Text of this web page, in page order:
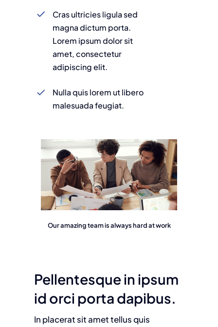
Cras ultricies ligula sed
magna dictum porta.
Lorem ipsum dolor sit
amet, consectetur
adipiscing elit.
Nulla quis lorem ut libero
malesuada feugiat.
Our amazing team is always hard at work
Pellentesque in ipsum
id orci porta dapibus.
In placerat sit amet tellus quis